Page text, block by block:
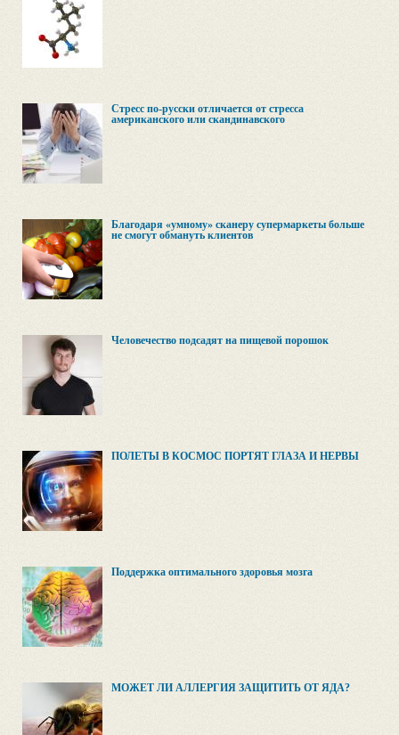
Стресс по-русски отличается от стресса
американского или скандинавского
Благодаря «умному» сканеру супермаркеты больше
не смогут обмануть клиентов
Человечество подсадят на пищевой порошок
ПОЛЁТЫ В КОСМОС ПОРТЯТ ГЛАЗА И НЕРВЫ
Поддержка оптимального здоровья мозга
МОЖЕТ ЛИ АЛЛЕРГИЯ ЗАЩИТИТЬ ОТ ЯДА?